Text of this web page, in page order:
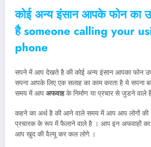
कोई अन्य इंसान आपके फोन का
है someone calling your
phone
सपने में आप देखते है की कोई अन्य इंसान आपका फोन
सपना आपके लिए एक सलाह का काम करता है ये सपना
समय में आप अफवाहके निर्माण या प्रचार से जुडने वाले
कहने का अर्थ है की आने वाले समय में आप आप लोगों की
प्रचारक के रूप में फैलाने वाले है । आप इन अफवाहों
आप खुद की वैल्यू कर कल लोगे ।